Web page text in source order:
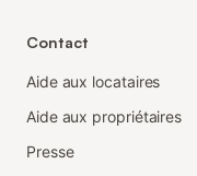
Contact
Aide aux locataires
Aide aux propriétaires
Presse